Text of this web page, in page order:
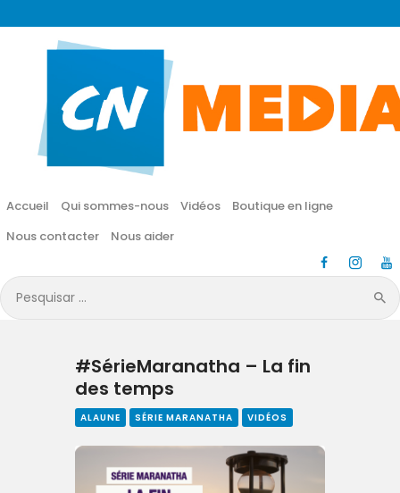
Accueil Qui sommes-nous Vidéos
Boutique en ligne
Nous contacter
Nous aider
Pesquisar
por:
CN MÉDIA
Une vie nouvelle en JESUS !
Accueil
Vidéos
Boutique en ligne
Nous aider
#SérieMaranatha – La fin
des temps
ALAUNE SÉRIE MARANATHA VIDÉOS